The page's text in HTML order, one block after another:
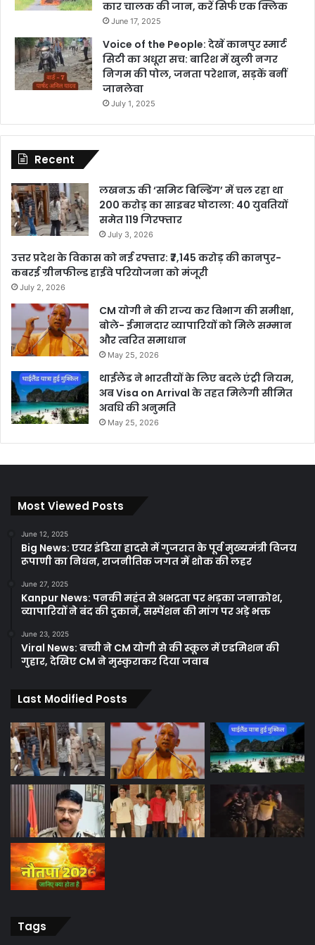
कार चालक की जान, करें सिर्फ एक क्लिक
June 17, 2025
Voice of the People: देखें कानपुर स्मार्ट
सिटी का अधूरा सच: बारिश में खुली नगर
निगम की पोल, जनता परेशान, सड़कें बनीं
जानलेवा
July 1, 2025
Recent
लखनऊ की ‘समिट बिल्डिंग’ में चल रहा था
200 करोड़ का साइबर घोटाला: 40 युवतियों
समेत 119 गिरफ्तार
July 3, 2026
उत्तर प्रदेश के विकास को नई रफ्तार: ₹7,145 करोड़ की कानपुर-
कबरई ग्रीनफील्ड हाईवे परियोजना को मंजूरी
July 2, 2026
CM योगी ने की राज्य कर विभाग की समीक्षा,
बोले- ईमानदार व्यापारियों को मिले सम्मान
और त्वरित समाधान
May 25, 2026
थाईलैंड ने भारतीयों के लिए बदले एंट्री नियम,
अब Visa on Arrival के तहत मिलेगी सीमित
अवधि की अनुमति
May 25, 2026
Most Viewed Posts
June 12, 2025
Big News: एयर इंडिया हादसे में गुजरात के पूर्व मुख्यमंत्री विजय
रूपाणी का निधन, राजनीतिक जगत में शोक की लहर
June 27, 2025
Kanpur News: पनकी महंत से अभद्रता पर भड़का जनाक्रोश,
व्यापारियों ने बंद की दुकानें, सस्पेंशन की मांग पर अड़े भक्त
June 23, 2025
Viral News: बच्ची ने CM योगी से की स्कूल में एडमिशन की
गुहार, देखिए CM ने मुस्कुराकर दिया जवाब
Last Modified Posts
Tags